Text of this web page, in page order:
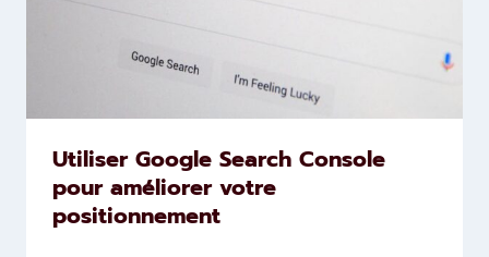
Utiliser Google Search Console
pour améliorer votre
positionnement